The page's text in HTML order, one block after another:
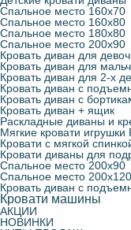
Спальное место 160х70
Спальное место 160х80
Спальное место 180х80
Спальное место 200х90
Кровать диван для
Кровать диван для
Кровать диван для 2-х
Кровать диван с
Кровать диван с
Кровать диван + ящик
Раскладные диваны и
Мягкие кровати игрушки
Кровати с мягкой
Кровати диваны для
Спальное место 200х90
Спальное место 200х120
Кровать диван с
Кровати машины
АКЦИИ
НОВИНКИ